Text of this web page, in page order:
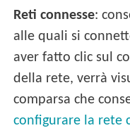
Reti connesse:
alle quali si
aver fatto clic sul
della rete, verrà
comparsa che
configurare la rete